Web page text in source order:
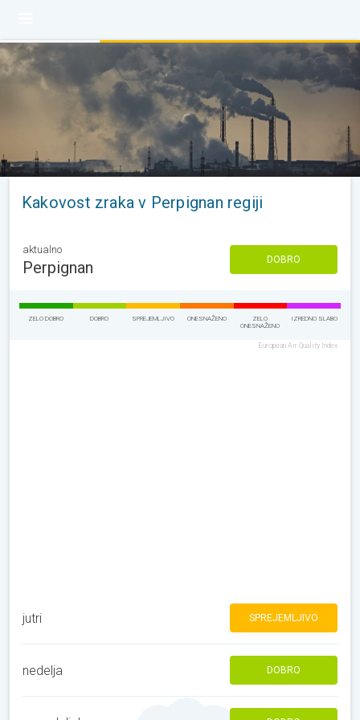
Kakovost zraka v Perpignan regiji
aktualno
Perpignan DOBRO
ZELO DOBRO DOBRO SPREJEMLJIVO ONESNAŽENO
ZELO
ONESNAŽENO
IZREDNO SLABO
European Air Quality Index
jutri SPREJEMLJIVO
nedelja DOBRO